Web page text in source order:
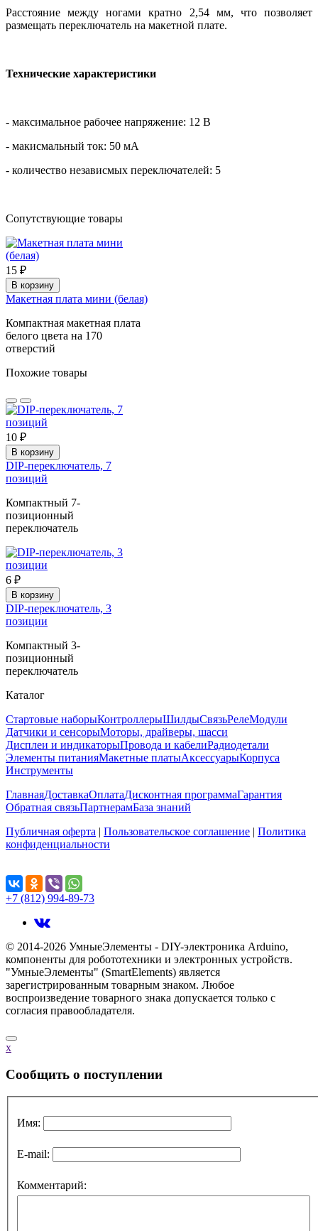
Расстояние между ногами кратно 2,54 мм, что позволяет
размещать переключатель на макетной плате.
Технические характеристики
- максимальное рабочее напряжение: 12 В
- макисмальный ток: 50 мА
- количество независмых переключателей: 5
Сопутствующие товары
15 ₽
В корзину
Макетная плата мини (белая)
Компактная макетная плата
белого цвета на 170
отверстий
Похожие товары
10 ₽
В корзину
DIP-переключатель, 7
позиций
Компактный 7-
позиционный
переключатель
6 ₽
В корзину
DIP-переключатель, 3
позиции
Компактный 3-
позиционный
переключатель
Каталог
Стартовые наборыКонтроллерыШилдыСвязьРелеМодули
Датчики и сенсорыМоторы, драйверы, шасси
Дисплеи и индикаторыПровода и кабелиРадиодетали
Элементы питанияМакетные платыАксессуарыКорпуса
Инструменты
ГлавнаяДоставкаОплатаДисконтная программаГарантия
Обратная связьПартнерамБаза знаний
Публичная оферта | Пользовательское соглашение | Политика
конфиденциальности
+7 (812) 994-89-73
© 2014-2026 УмныеЭлементы - DIY-электроника Arduino,
компоненты для робототехники и электронных устройств.
"УмныеЭлементы" (SmartElements) является
зарегистрированным товарным знаком. Любое
воспроизведение товарного знака допускается только с
согласия правообладателя.
x
Cообщить о поступлении
Имя:
E-mail:
Комментарий: